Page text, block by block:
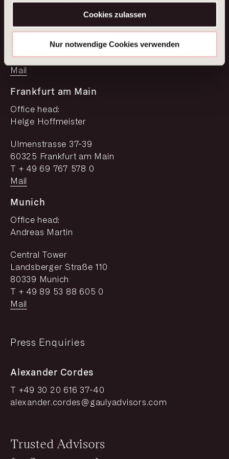
Cookies zulassen
Nur notwendige Cookies verwenden
Vanessa Haumberger
Square de Meeûs 18
1050 Brussels
T +49 173 677 21 50
Mail
Frankfurt am Main
Office head:
Helge Hoffmeister
Ulmenstrasse 37-39
60325 Frankfurt am Main
T + 49 69 767 578 0
Mail
Munich
Office head:
Andreas Martin
Central Tower
Landsberger Straße 110
80339 Munich
T + 49 89 53 88 605 0
Mail
Press Enquiries
Alexander Cordes
T +49 30 20 616 37-40
alexander.cordes@gaulyadvisors.com
Trusted Advisors